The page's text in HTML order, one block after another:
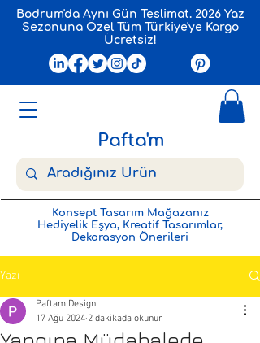
Pafta'm
Bodrum'da Aynı Gün Teslimat. 2026 Yaz
Sezonuna Özel Tüm Türkiye'ye Kargo
Ücretsiz!
Konsept Tasarım Mağazanız
Hediyelik Eşya, Kreatif Tasarımlar,
Dekorasyon Önerileri
Yazı
Paftam Design
17 Ağu 2024 2 dakikada okunur